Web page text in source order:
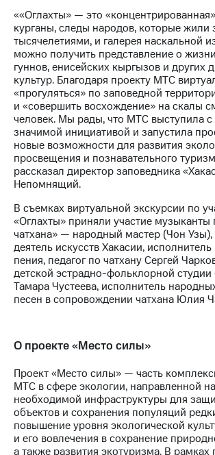
««Оглахты» — это
курганы, следы народов, которые жили
тысячелетиями, и галерея наскальной
можно получить представление о
гуннов, енисейских кыргызов и других
культур. Благодаря проекту МТС
«прогуляться» по заповедной
и «совершить восхождение» на скалы
человек. Мы рады, что МТС выступила с
значимой инициативой и запустила
новые возможности для развития
просвещения и познавательного
рассказал директор заповедника
Непомнящий.
В съемках виртуальной экскурсии по
«Оглахты» приняли участие музыканты
чатхана» — народный мастер (Чон
деятель искусств Хакасии, исполнитель
пения, педагог по чатхану Сергей
детской эстрадно-фольклорной
Тамара Чустеева, исполнитель
песен в сопровождении чатхана Юлия
О проекте «Место силы»
Проект «Место силы» — часть
МТС в сфере экологии, направленной
необходимой инфраструктуры для
объектов и сохранения популяций
повышение уровня экологической
и его вовлечения в сохранение
а также развития экотуризма. В